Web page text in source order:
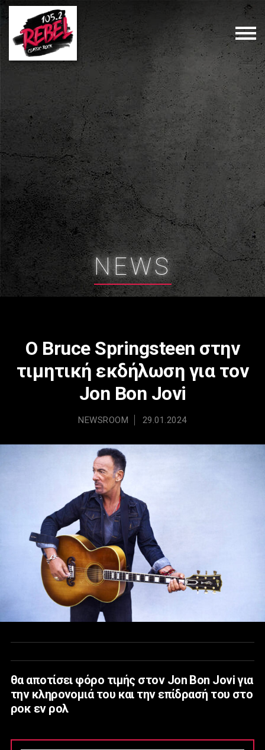
NEWS
O Bruce Springsteen στην
τιμητική εκδήλωση για τον
Jon Bon Jovi
NEWSROOM 29.01.2024
θα αποτίσει φόρο τιμής στον Jon Bon Jovi για
την κληρονομιά του και την επίδρασή του στο
ροκ εν ρολ